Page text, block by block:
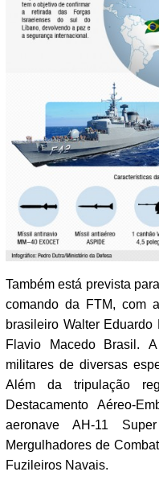
Também está prevista
comando da FTM, com
brasileiro Walter
Flavio Macedo Brasil.
militares de diversas
Além da tripulação
Destacamento Aéreo-
aeronave AH-11
Mergulhadores de
Fuzileiros Navais.